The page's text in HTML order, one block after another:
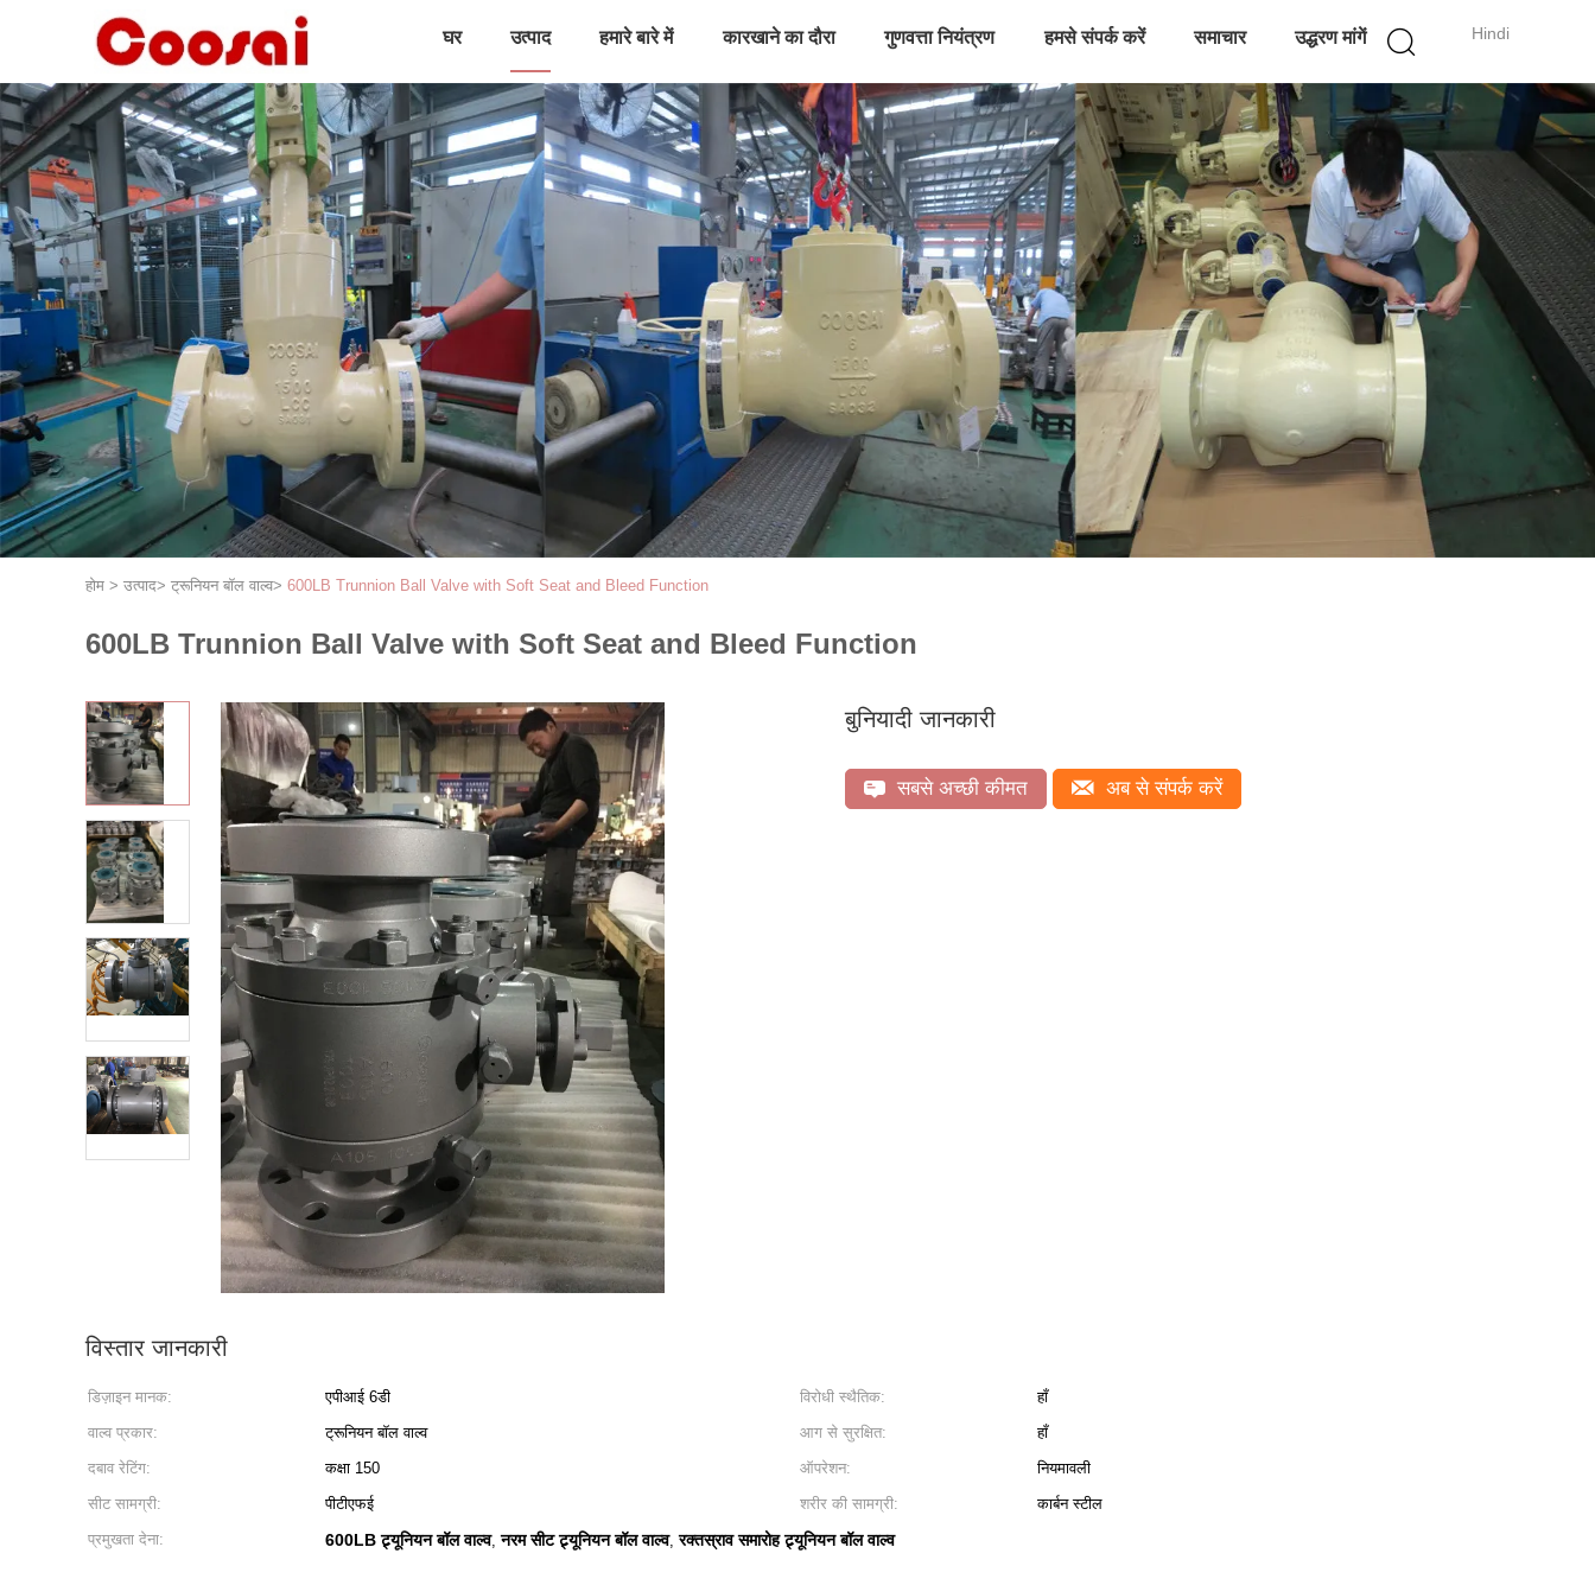
Hindi
घर उत्पाद हमारे बारे में कारखाने का दौरा गुणवत्ता नियंत्रण हमसे संपर्क करें समाचार उद्धरण मांगें
होम > उत्पाद> ट्रूनियन बॉल वाल्व> 600LB Trunnion Ball Valve with Soft Seat and Bleed Function
600LB Trunnion Ball Valve with Soft Seat and Bleed Function
बुनियादी जानकारी
सबसे अच्छी कीमत अब से संपर्क करें
विस्तार जानकारी
डिज़ाइन मानक: एपीआई 6डी विरोधी स्थैतिक:
हाँ
वाल्व प्रकार:
ट्रूनियन बॉल वाल्व आग से सुरक्षित:
हाँ
दबाव रेटिंग:
कक्षा 150 ऑपरेशन:
नियमावली
सीट सामग्री:
पीटीएफई शरीर की सामग्री:
कार्बन स्टील
प्रमुखता देना:
600LB ट्र्यूनियन बॉल वाल्व,नरम सीट ट्र्यूनियन बॉल वाल्व,रक्तस्राव समारोह ट्र्यूनियन बॉल वाल्व